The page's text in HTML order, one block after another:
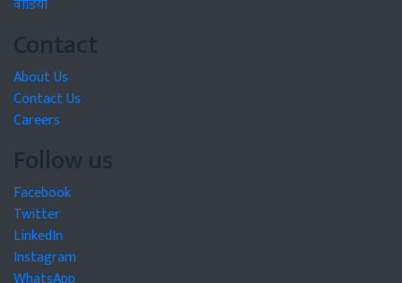
Contact
About Us
Contact Us
Careers
Follow us
Facebook
Twitter
LinkedIn
Instagram